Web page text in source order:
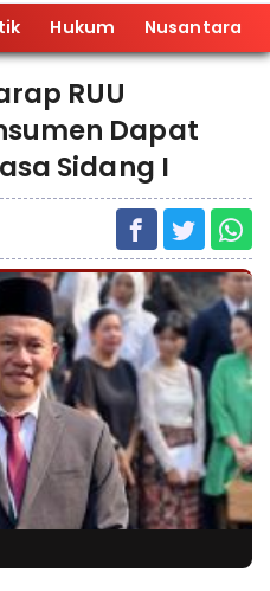
Hukum Nusantara
RUU
Dapat
Sidang I